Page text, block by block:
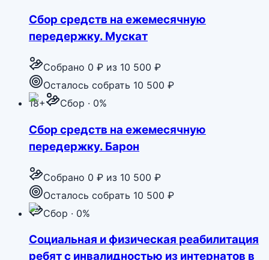
Сбор средств на ежемесячную
передержку. Мускат
Собрано 0 ₽ из 10 500 ₽
Осталось собрать 10 500 ₽
18+
Сбор · 0%
Сбор средств на ежемесячную
передержку. Барон
Собрано 0 ₽ из 10 500 ₽
Осталось собрать 10 500 ₽
Сбор · 0%
Социальная и физическая реабилитация
ребят с инвалидностью из интернатов в